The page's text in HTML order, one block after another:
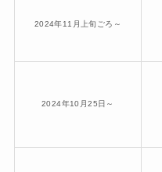
2024年11月上旬ごろ～
2024年10月25日～